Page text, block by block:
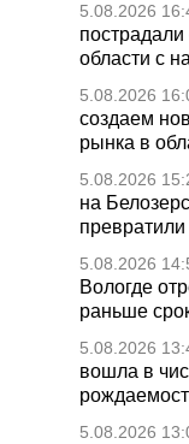
5.08.2026
области с
5.08.2026
создаем
рынка в
5.08.2026
на
5.08.2026
Вологде
раньше
5.08.2026
вошла в
5.08.2026